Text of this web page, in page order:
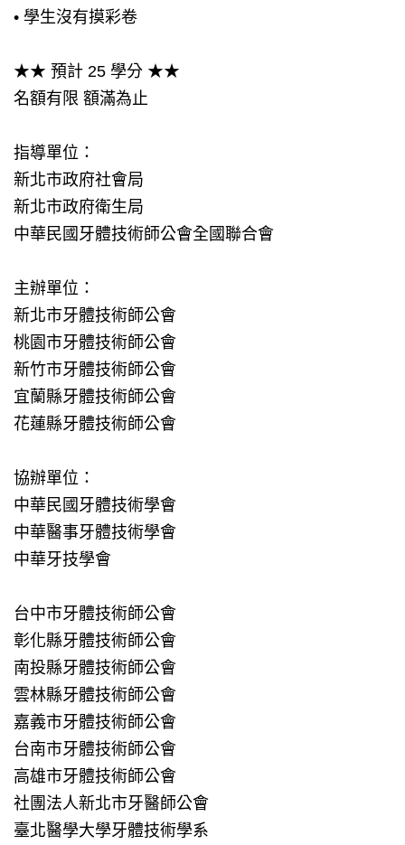
• 學生沒有摸彩卷
★★ 預計 25 學分 ★★
名額有限 額滿為止
指導單位：
新北市政府社會局
新北市政府衛生局
中華民國牙體技術師公會全國聯合會
主辦單位：
新北市牙體技術師公會
桃園市牙體技術師公會
新竹市牙體技術師公會
宜蘭縣牙體技術師公會
花蓮縣牙體技術師公會
協辦單位：
中華民國牙體技術學會
中華醫事牙體技術學會
中華牙技學會
台中市牙體技術師公會
彰化縣牙體技術師公會
南投縣牙體技術師公會
雲林縣牙體技術師公會
嘉義市牙體技術師公會
台南市牙體技術師公會
高雄市牙體技術師公會
社團法人新北市牙醫師公會
臺北醫學大學牙體技術學系